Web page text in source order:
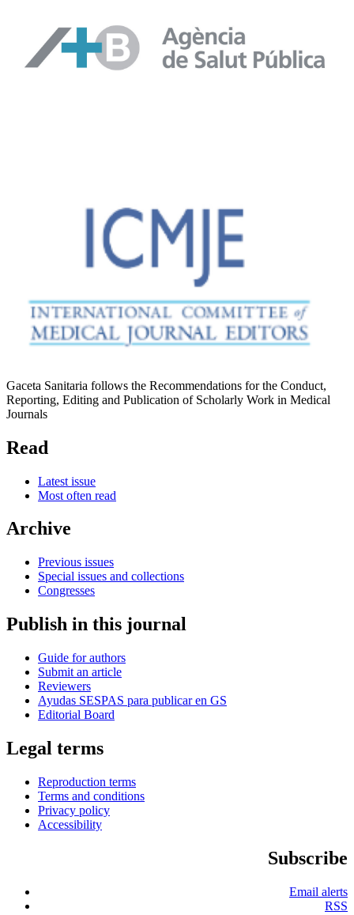
Gaceta Sanitaria follows the Recommendations for the Conduct,
Reporting, Editing and Publication of Scholarly Work in Medical
Journals
Read
Latest issue
Most often read
Archive
Previous issues
Special issues and collections
Congresses
Publish in this journal
Guide for authors
Submit an article
Reviewers
Ayudas SESPAS para publicar en GS
Editorial Board
Legal terms
Reproduction terms
Terms and conditions
Privacy policy
Accessibility
Subscribe
Email alerts
RSS